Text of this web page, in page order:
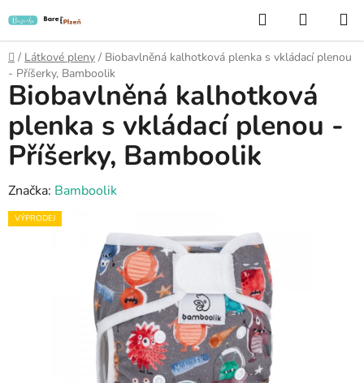
na
obsah
Hledat
KOŠÍK
Domů
/ Látkové pleny / Biobavlněná kalhotková plenka s vkládací plenou
- Příšerky, Bamboolik
Biobavlněná kalhotková
plenka s vkládací plenou -
Příšerky, Bamboolik
Značka: Bamboolik
VÝPRODEJ